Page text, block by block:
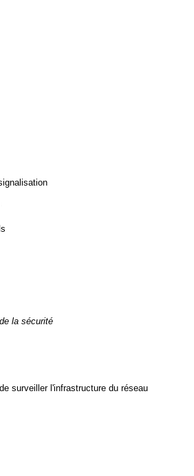
la sécurité
surveiller l'infrastructure du réseau